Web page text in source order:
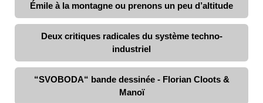
Émile à la montagne ou prenons un peu d’altitude
Deux critiques radicales du système techno-
industriel
“SVOBODA“ bande dessinée - Florian Cloots &
Manoï